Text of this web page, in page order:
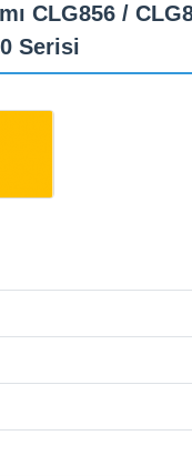
CLG856 /
Serisi